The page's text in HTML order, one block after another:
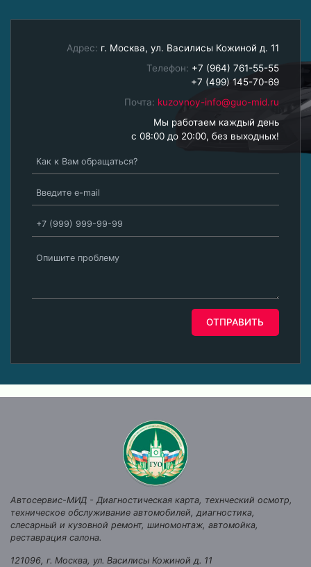
Адрес: г. Москва, ул. Василисы Кожиной д. 11
Телефон: +7 (964) 761-55-55
+7 (499) 145-70-69
Почта: kuzovnoy-info@guo-mid.ru
Мы работаем каждый день
с 08:00 до 20:00, без выходных!
ОТПРАВИТЬ
Автосервис-МИД - Диагностическая карта, технческий осмотр,
техническое обслуживание автомобилей, диагностика,
слесарный и кузовной ремонт, шиномонтаж, автомойка,
реставрация салона.
121096, г. Москва, ул. Василисы Кожиной д. 11